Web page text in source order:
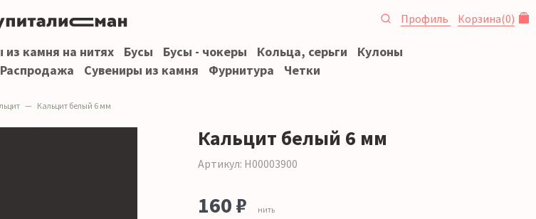
Профиль Корзина(0)
из камня на нитях Бусы Бусы - чокеры Кольца, серьги
Кулоны
Распродажа Сувениры из камня Фурнитура Четки
Кальцит белый 6 мм
Кальцит белый 6 мм
Артикул: Н00003900
160 ₽ нить